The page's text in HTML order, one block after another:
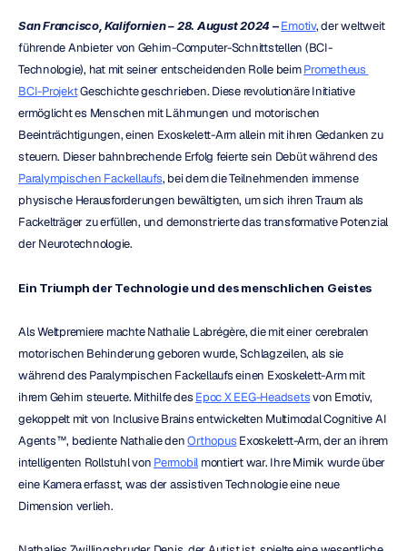
San Francisco, Kalifornien – 28. August 2024 – Emotiv, der weltweit
führende Anbieter von Gehirn-Computer-Schnittstellen (BCI-
Technologie), hat mit seiner entscheidenden Rolle beim Prometheus
BCI-Projekt Geschichte geschrieben. Diese revolutionäre Initiative
ermöglicht es Menschen mit Lähmungen und motorischen
Beeinträchtigungen, einen Exoskelett-Arm allein mit ihren Gedanken zu
Paralympischen Fackellaufs, bei dem die Teilnehmenden immense
physische Herausforderungen bewältigten, um sich ihren Traum als
Fackelträger zu erfüllen, und demonstrierte das transformative Potenzial
der Neurotechnologie.
Ein Triumph der Technologie und des menschlichen Geistes
Als Weltpremiere machte Nathalie Labrégère, die mit einer cerebralen
motorischen Behinderung geboren wurde, Schlagzeilen, als sie
während des Paralympischen Fackellaufs einen Exoskelett-Arm mit
ihrem Gehirn steuerte. Mithilfe des Epoc X EEG-Headsets von Emotiv,
gekoppelt mit von Inclusive Brains entwickelten Multimodal Cognitive AI
Agents™, bediente Nathalie den Orthopus Exoskelett-Arm, der an ihrem
intelligenten Rollstuhl von Permobil montiert war. Ihre Mimik wurde über
eine Kamera erfasst, was der assistiven Technologie eine neue
Dimension verlieh.